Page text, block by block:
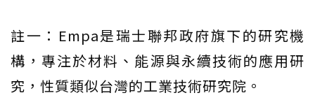
註一：Empa是瑞士聯邦政府旗下的研究機
構，專注於材料、能源與永續技術的應用研
究，性質類似台灣的工業技術研究院。